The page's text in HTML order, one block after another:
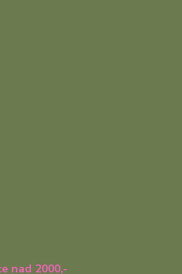
nad 2000,-